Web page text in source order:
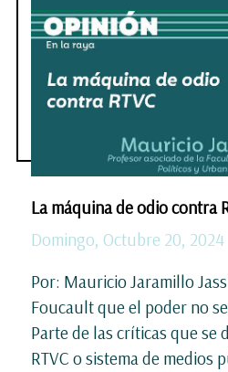
La máquina de odio contra
Domingo, Octubre 20, 2024
Por: Mauricio Jaramillo
Foucault que el poder no
Parte de las críticas que se
RTVC o sistema de medios